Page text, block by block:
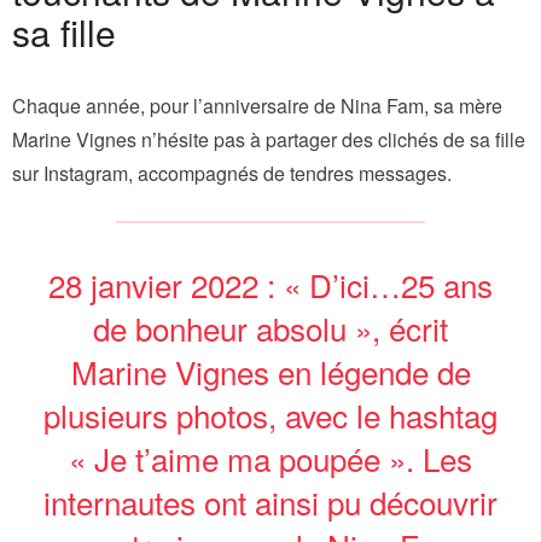
sa fille
Chaque année, pour l’anniversaire de Nina Fam, sa mère
Marine Vignes n’hésite pas à partager des clichés de sa fille
sur Instagram, accompagnés de tendres messages.
28 janvier 2022 : « D’ici…25 ans
de bonheur absolu », écrit
Marine Vignes en légende de
plusieurs photos, avec le hashtag
« Je t’aime ma poupée ». Les
internautes ont ainsi pu découvrir